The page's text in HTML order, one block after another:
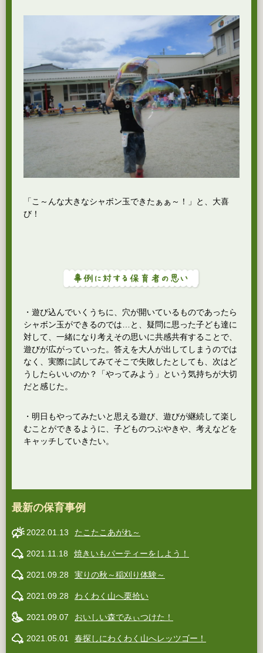
「こ～んな大きなシャボン玉できたぁぁ～！」と、大喜
び！
・遊び込んでいくうちに、穴が開いているものであったら
シャボン玉ができるのでは…と、疑問に思った子ども達に
対して、一緒になり考えその思いに共感共有することで、
遊びが広がっていった。答えを大人が出してしまうのでは
なく、実際に試してみてそこで失敗したとしても、次はど
うしたらいいのか？「やってみよう」という気持ちが大切
だと感じた。
・明日もやってみたいと思える遊び、遊びが継続して楽し
むことができるように、子どものつぶやきや、考えなどを
キャッチしていきたい。
最新の保育事例
2022.01.13 たこたこあがれ～
2021.11.18 焼きいもパーティーをしよう！
2021.09.28 実りの秋～稲刈り体験～
2021.09.28 わくわく山へ栗拾い
2021.09.07 おいしい森でみぃつけた！
2021.05.01 春探しにわくわく山へレッツゴー！